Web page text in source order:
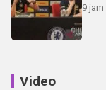
9 jam
Video